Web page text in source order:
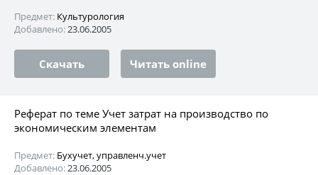
Предмет: Культурология
Добавлено:23.06.2005
Скачать Читать online
Реферат по теме Учет затрат на производство по
экономическим элементам
Предмет: Бухучет, управленч.учет
Добавлено:23.06.2005